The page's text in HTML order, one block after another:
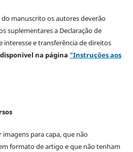
manuscrito os autores deverão
suplementares a Declaração de
interesse e transferência de direitos
disponivel na página "Instruções aos
para capa, que não
formato de artigo e que não tenham